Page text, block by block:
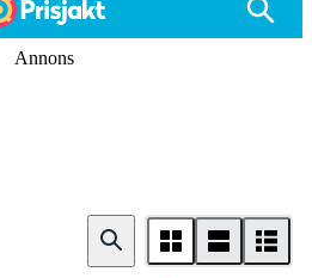
Annons